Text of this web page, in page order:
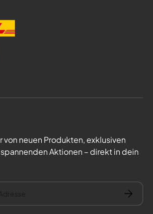
von neuen Produkten, exklusiven
Aktionen – direkt in dein